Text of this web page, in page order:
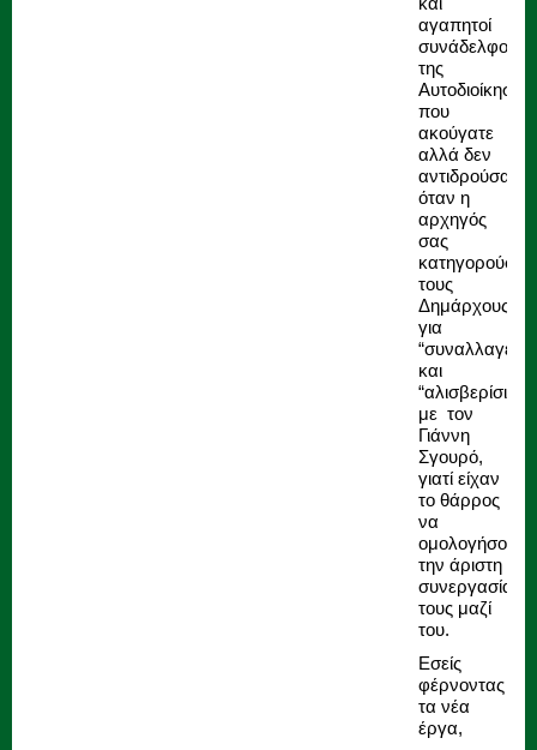
αγαπητοί
συνάδελφοι
της
Αυτοδιοίκησης
που
ακούγατε
αλλά δεν
αντιδρούσατε
όταν η
αρχηγός
σας
κατηγορούσε
τους
Δημάρχους,
για
“συναλλαγές”
και
“αλισβερίσια”
με τον
Γιάννη
Σγουρό,
γιατί είχαν
το θάρρος
να
ομολογήσουν
την άριστη
συνεργασία
τους μαζί
του.
Εσείς
φέρνοντας
τα νέα
έργα,